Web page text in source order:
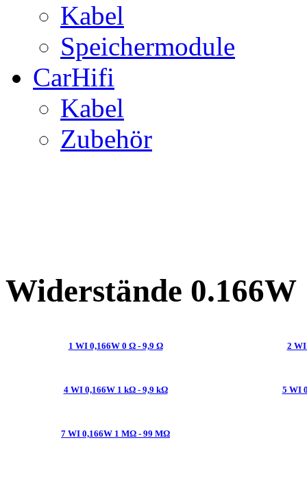
Kabel
Speichermodule
CarHifi
Kabel
Zubehör
Widerstände 0.166W
1 WI 0,166W 0 Ω - 9,9 Ω 2
4 WI 0,166W 1 kΩ - 9,9 kΩ 5 WI
7 WI 0,166W 1 MΩ - 99 MΩ